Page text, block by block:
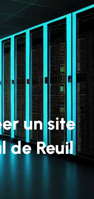
un site
de Reuil